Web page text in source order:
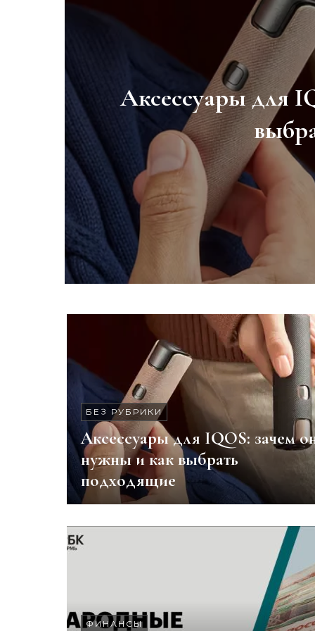
Аксессуары для
Серебро снова
БЕЗ РУБРИКИ
Аксессуары для IQOS: зачем
нужны и как выбрать
подходящие
ФИНАНСЫ